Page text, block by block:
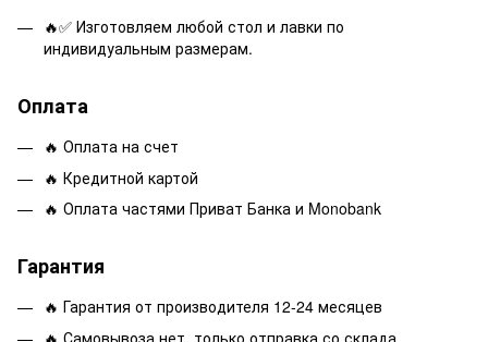
🔥✅ Изготовляем любой стол и лавки по
индивидуальным размерам.
Оплата
🔥 Оплата на счет
🔥 Кредитной картой
🔥 Оплата частями Приват Банка и Monobank
Гарантия
🔥 Гарантия от производителя 12-24 месяцев
🔥 Самовывоза нет, только отправка со склада.